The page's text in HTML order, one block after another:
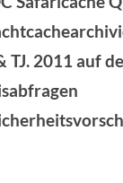
TJ. 2011 auf